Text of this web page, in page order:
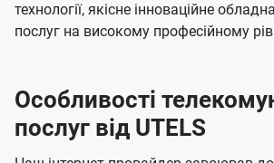
технології, якісне інноваційне
послуг на високому професійному
Особливості
послуг від UTELS